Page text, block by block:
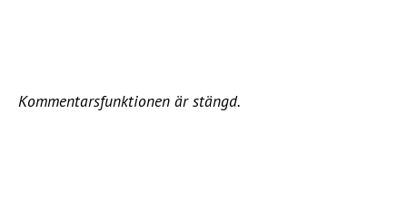
Kommentarsfunktionen är stängd.